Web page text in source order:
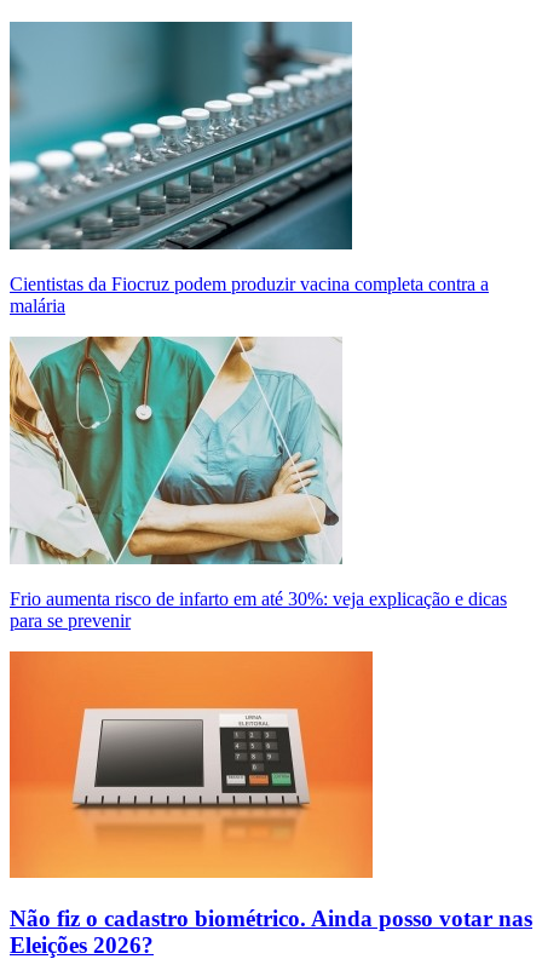
Cientistas da Fiocruz podem produzir vacina completa contra a
malária
Frio aumenta risco de infarto em até 30%: veja explicação e dicas
para se prevenir
Não fiz o cadastro biométrico. Ainda posso votar nas
Eleições 2026?